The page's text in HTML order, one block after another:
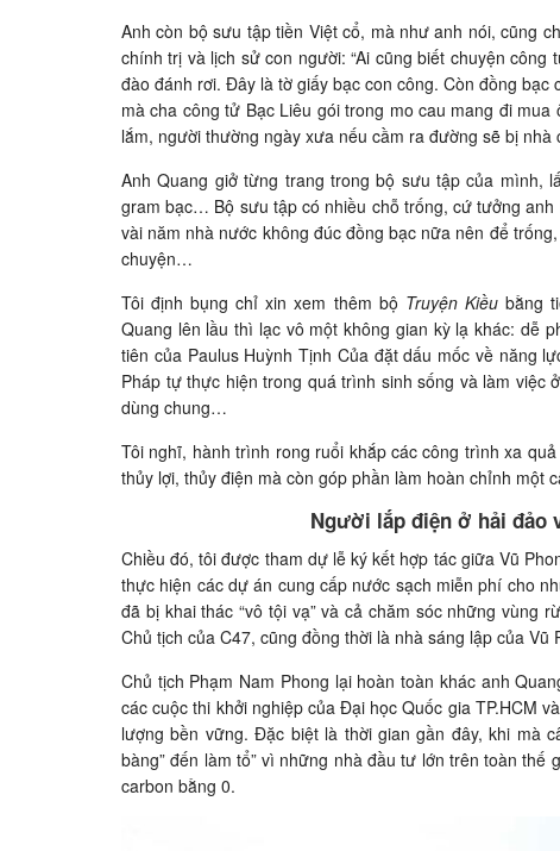
Anh còn bộ sưu tập tiền Việt cổ, mà như anh nói, cũng
chính trị và lịch sử con người: “Ai cũng biết chuyện
đào đánh rơi. Đây là tờ giấy bạc con công. Còn đồng
mà cha công tử Bạc Liêu gói trong mo cau mang đi
lắm, người thường ngày xưa nếu cầm ra đường sẽ bị nhà
Anh Quang giở từng trang trong bộ sưu tập của mình,
gram bạc… Bộ sưu tập có nhiều chỗ trống, cứ tưởng
vài năm nhà nước không đúc đồng bạc nữa nên để
chuyện…
Tôi định bụng chỉ xin xem thêm bộ Truyện Kiềubằng
Quang lên lầu thì lạc vô một không gian kỳ lạ khác: dễ
tiên của Paulus Huỳnh Tịnh Của đặt dấu mốc về năng
Pháp tự thực hiện trong quá trình sinh sống và làm
dùng chung…
Tôi nghĩ, hành trình rong ruổi khắp các công trình xa
thủy lợi, thủy điện mà còn góp phần làm hoàn chỉnh một
Người lắp điện ở hải đảo
Chiều đó, tôi được tham dự lễ ký kết hợp tác giữa Vũ
thực hiện các dự án cung cấp nước sạch miễn phí cho
đã bị khai thác “vô tội vạ” và cả chăm sóc những
Chủ tịch của C47, cũng đồng thời là nhà sáng lập của
Chủ tịch Phạm Nam Phong lại hoàn toàn khác anh
các cuộc thi khởi nghiệp của Đại học Quốc gia TP.HCM
lượng bền vững. Đặc biệt là thời gian gần đây, khi mà
bàng” đến làm tổ” vì những nhà đầu tư lớn trên toàn
carbon bằng 0.